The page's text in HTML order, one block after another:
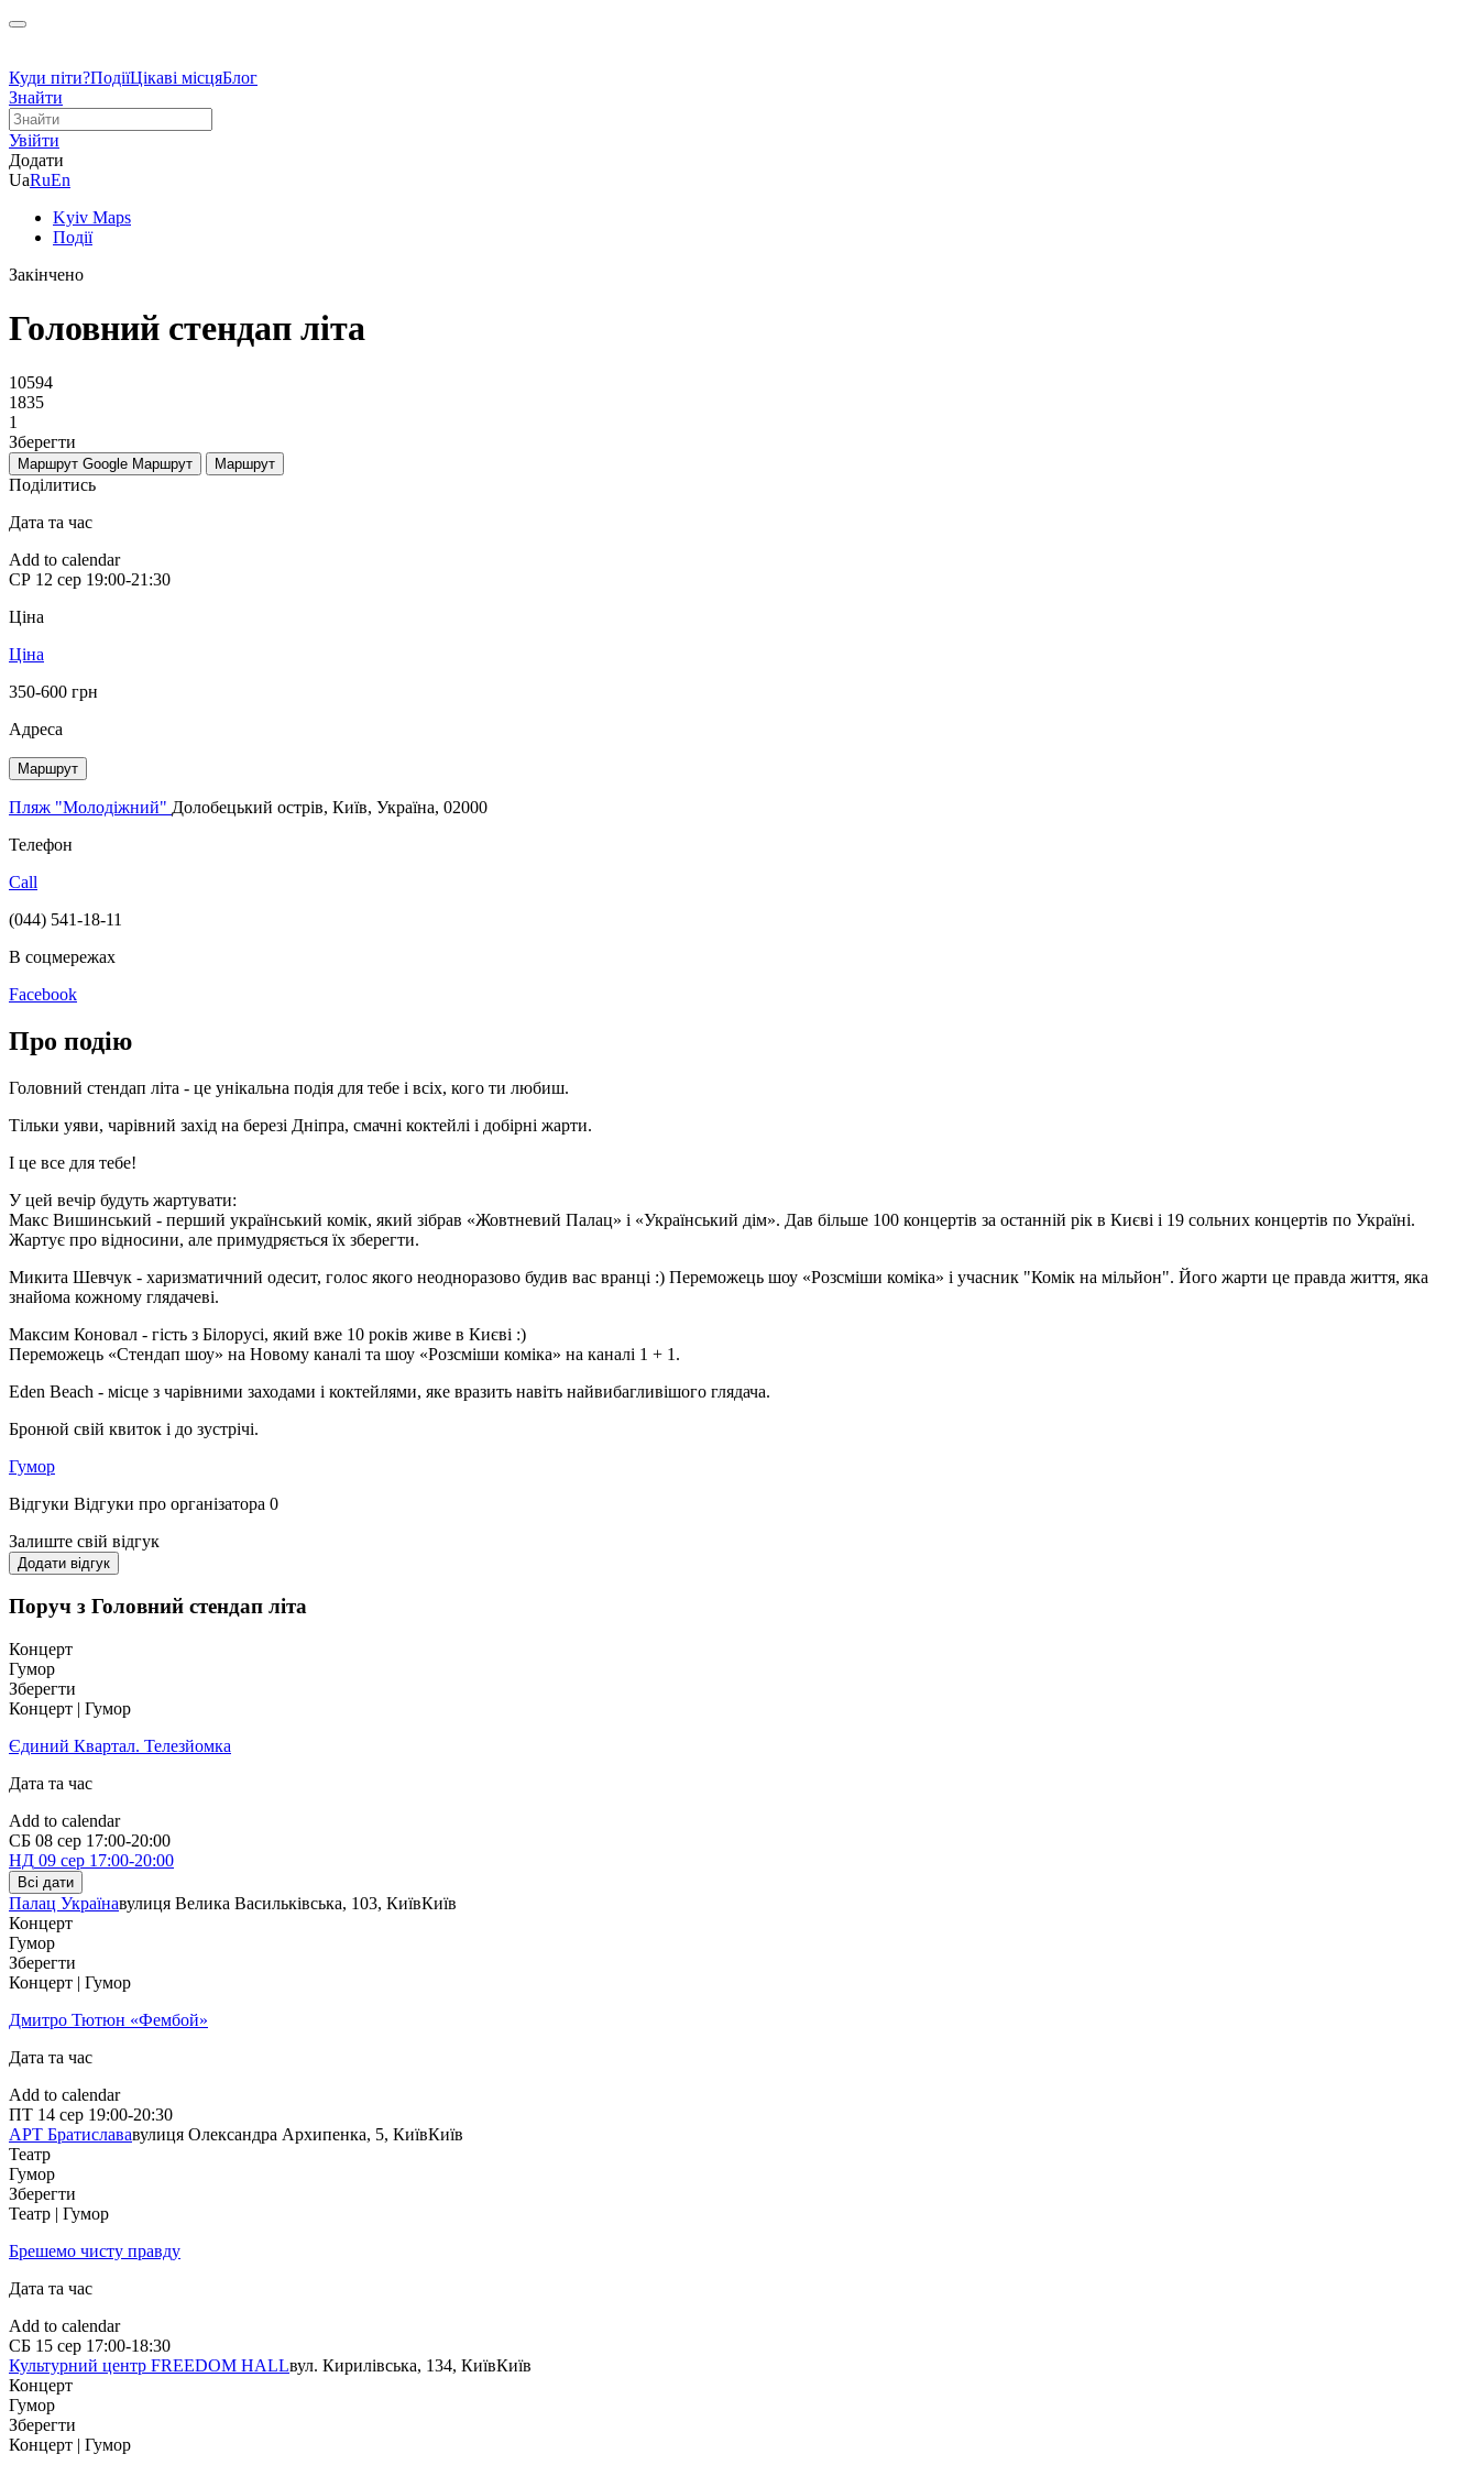
Куди піти?ПодіїЦікаві місцяБлог
Знайти
Увійти
Додати
UaRuEn
Kyiv Maps
Події
Закінчено
Головний стендап літа
10594
1835
1
Зберегти
Маршрут Google Маршрут Маршрут
Поділитись
Дата та час
Add to calendar
СР 12 сер 19:00-21:30
Ціна
Ціна
350-600 грн
Адреса
Маршрут
Пляж "Молодіжний" Долобецький острів, Київ, Україна, 02000
Телефон
Call
(044) 541-18-11
В соцмережах
Facebook
Про подію
Головний стендап літа - це унікальна подія для тебе і всіх, кого ти любиш.
Тільки уяви, чарівний захід на березі Дніпра, смачні коктейлі і добірні жарти.
І це все для тебе!
У цей вечір будуть жартувати:
Макс Вишинський - перший український комік, який зібрав «Жовтневий Палац» і «Український дім». Дав більше 100 концертів за останній рік в Києві і 19 сольних концертів по Україні.
Жартує про відносини, але примудряється їх зберегти.
Микита Шевчук - харизматичний одесит, голос якого неодноразово будив вас вранці :) Переможець шоу «Розсміши коміка» і учасник "Комік на мільйон". Його жарти це правда життя, яка
знайома кожному глядачеві.
Максим Коновал - гість з Білорусі, який вже 10 років живе в Києві :)
Переможець «Стендап шоу» на Новому каналі та шоу «Розсміши коміка» на каналі 1 + 1.
Eden Beach - місце з чарівними заходами і коктейлями, яке вразить навіть найвибагливішого глядача.
Бронюй свій квиток і до зустрічі.
Гумор
Відгуки Відгуки про організатора 0
Залиште свій відгук
Додати відгук
Поруч з Головний стендап літа
Концерт
Гумор
Зберегти
Концерт | Гумор
Єдиний Квартал. Телезйомка
Дата та час
Add to calendar
СБ 08 сер 17:00-20:00
НД 09 сер 17:00-20:00
Всі дати
Палац Українавулиця Велика Васильківська, 103, КиївКиїв
Концерт
Гумор
Зберегти
Концерт | Гумор
Дмитро Тютюн «Фембой»
Дата та час
Add to calendar
ПТ 14 сер 19:00-20:30
АРТ Братислававулиця Олександра Архипенка, 5, КиївКиїв
Театр
Гумор
Зберегти
Театр | Гумор
Брешемо чисту правду
Дата та час
Add to calendar
СБ 15 сер 17:00-18:30
Культурний центр FREEDOM HALLвул. Кирилівська, 134, КиївКиїв
Концерт
Гумор
Зберегти
Концерт | Гумор